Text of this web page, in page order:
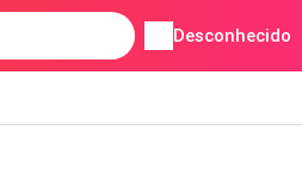
Desconhecido